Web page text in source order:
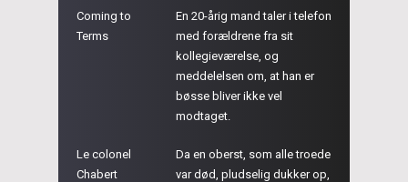
Coming to
Terms
En 20-årig mand taler i telefon
med forældrene fra sit
kollegieværelse, og
meddelelsen om, at han er
bøsse bliver ikke vel
modtaget.
Le colonel
Chabert
Da en oberst, som alle troede
var død, pludselig dukker op,